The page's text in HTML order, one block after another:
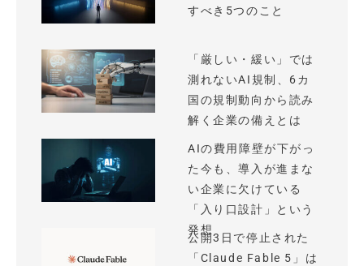
すべき5つのこと
「厳しい・緩い」では
測れないAI規制、6カ
国の規制動向から読み
解く企業の備えとは
AIの費用障壁が下がっ
た今も、導入が進まな
い企業に欠けている
「入り口設計」という
発想
公開3日で停止された
「Claude Fable 5」は